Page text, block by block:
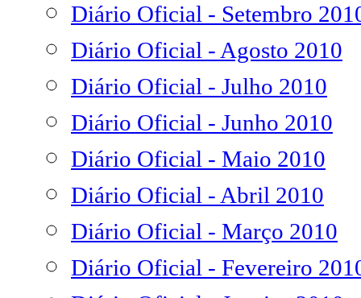
Diário Oficial - Setembro
Diário Oficial - Agosto 2010
Diário Oficial - Julho 2010
Diário Oficial - Junho 2010
Diário Oficial - Maio 2010
Diário Oficial - Abril 2010
Diário Oficial - Março 2010
Diário Oficial - Fevereiro